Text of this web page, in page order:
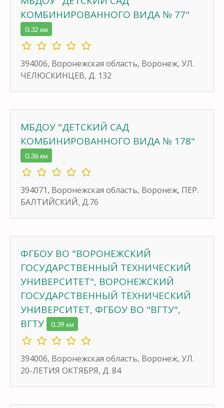
КОМБИНИРОВАННОГО ВИДА № 77"
0.32 км
394006, Воронежская область, Воронеж, УЛ.
ЧЕЛЮСКИНЦЕВ, Д. 132
МБДОУ "ДЕТСКИЙ САД
КОМБИНИРОВАННОГО ВИДА № 178"
0.36 км
394071, Воронежская область, Воронеж, ПЕР.
БАЛТИЙСКИЙ, Д.76
ФГБОУ ВО "ВОРОНЕЖСКИЙ
ГОСУДАРСТВЕННЫЙ ТЕХНИЧЕСКИЙ
УНИВЕРСИТЕТ", ВОРОНЕЖСКИЙ
ГОСУДАРСТВЕННЫЙ ТЕХНИЧЕСКИЙ
УНИВЕРСИТЕТ, ФГБОУ ВО "ВГТУ",
ВГТУ
0.39 км
394006, Воронежская область, Воронеж, УЛ.
20-ЛЕТИЯ ОКТЯБРЯ, Д. 84